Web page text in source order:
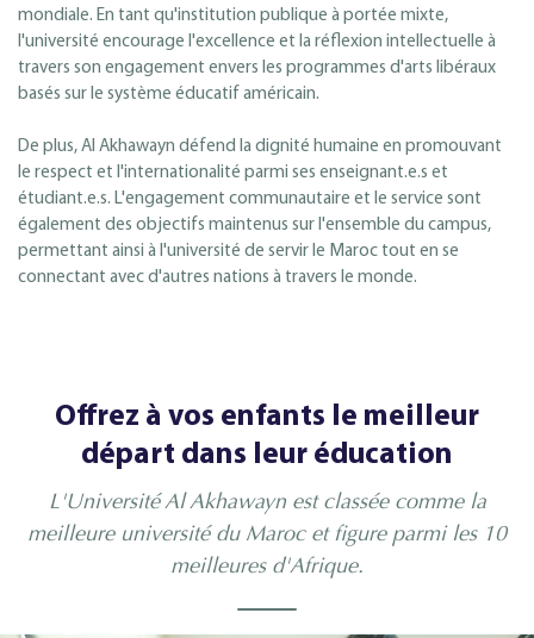
mondiale. En tant qu'institution publique à portée mixte,
l'université encourage l'excellence et la réflexion intellectuelle à
travers son engagement envers les programmes d'arts libéraux
basés sur le système éducatif américain.
De plus, Al Akhawayn défend la dignité humaine en promouvant
le respect et l'internationalité parmi ses enseignant.e.s et
étudiant.e.s. L'engagement communautaire et le service sont
également des objectifs maintenus sur l'ensemble du campus,
permettant ainsi à l'université de servir le Maroc tout en se
connectant avec d'autres nations à travers le monde.
Offrez à vos enfants le meilleur
départ dans leur éducation
L'Université Al Akhawayn est classée comme la
meilleure université du Maroc et figure parmi les 10
meilleures d'Afrique.